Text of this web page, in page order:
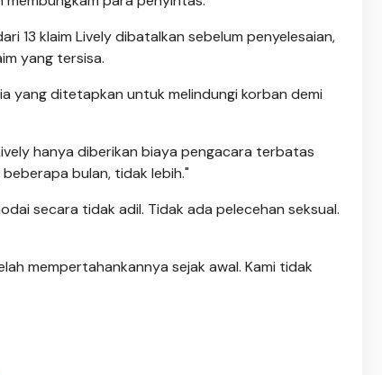
13 klaim Lively dibatalkan sebelum penyelesaian,
yang tersisa.
yang ditetapkan untuk melindungi korban demi
hanya diberikan biaya pengacara terbatas
bulan, tidak lebih."
secara tidak adil. Tidak ada pelecehan seksual.
mempertahankannya sejak awal. Kami tidak